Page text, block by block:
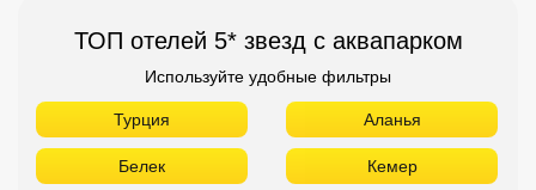
ТОП отелей 5* звезд с аквапарком
Используйте удобные фильтры
Турция Аланья
Белек Кемер